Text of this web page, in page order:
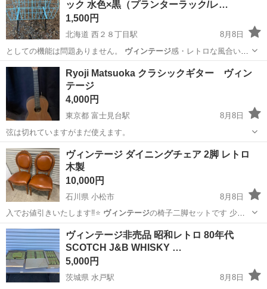
ック 水色×黒（プランターラック/レ…
1,500円
北海道 西２８丁目駅
8月8日
としての機能は問題ありません。 ヴィンテージ感・レトロな風合いと
してご理解いた…
北海道 札幌市 収納家具
Ryoji Matsuoka クラシックギター ヴィン
テージ
4,000円
東京都 富士見台駅
8月8日
弦は切れていますがまだ使えます。
東京 練馬区 弦楽器、ギター
ヴィンテージ ダイニングチェア 2脚 レトロ
木製
10,000円
石川県 小松市
8月8日
入でお値引きいたします‼︎⭐️ ヴィンテージの椅子二脚セットです 少し
サビや汚…
石川 小松市 椅子
ヴィンテージ非売品 昭和レトロ 80年代
SCOTCH J&B WHISKY …
5,000円
茨城県 水戸駅
8月8日